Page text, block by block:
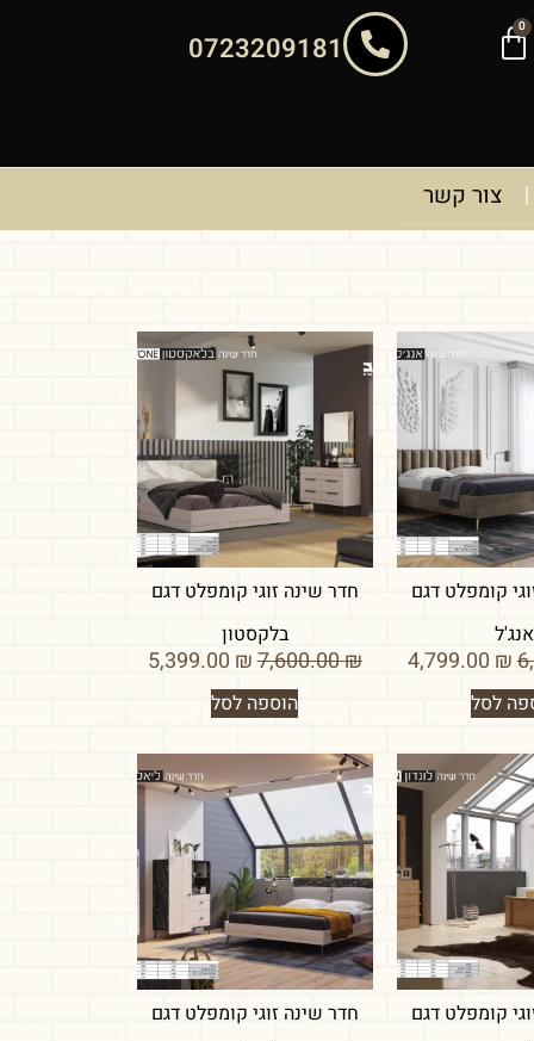
0
0723209181
צור קשר
קומפלט דגם
אנג'ל
₪
לסל
חדר שינה זוגי קומפלט דגם
בלקסטון
₪
7,600.00
₪
הוספה לסל
קומפלט דגם
חדר שינה זוגי קומפלט דגם